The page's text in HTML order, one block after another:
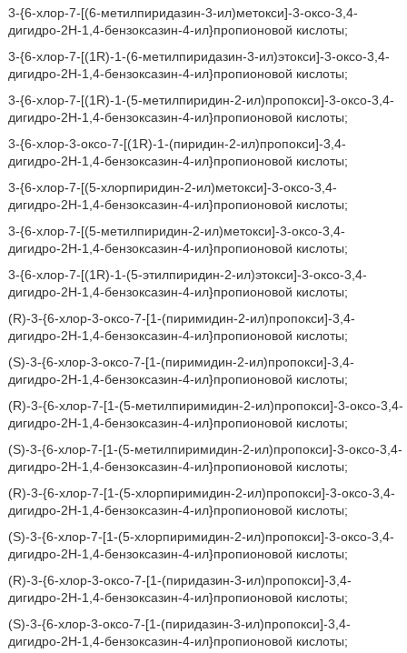
3-{6-хлор-7-[(6-метилпиридазин-3-ил)метокси]-3-оксо-3,4-
дигидро-2H-1,4-бензоксазин-4-ил}пропионовой кислоты;
3-{6-хлор-7-[(1R)-1-(6-метилпиридазин-3-ил)этокси]-3-оксо-3,4-
дигидро-2H-1,4-бензоксазин-4-ил}пропионовой кислоты;
3-{6-хлор-7-[(1R)-1-(5-метилпиридин-2-ил)пропокси]-3-оксо-3,4-
дигидро-2H-1,4-бензоксазин-4-ил}пропионовой кислоты;
3-{6-хлор-3-оксо-7-[(1R)-1-(пиридин-2-ил)пропокси]-3,4-
дигидро-2H-1,4-бензоксазин-4-ил}пропионовой кислоты;
3-{6-хлор-7-[(5-хлорпиридин-2-ил)метокси]-3-оксо-3,4-
дигидро-2H-1,4-бензоксазин-4-ил}пропионовой кислоты;
3-{6-хлор-7-[(5-метилпиридин-2-ил)метокси]-3-оксо-3,4-
дигидро-2H-1,4-бензоксазин-4-ил}пропионовой кислоты;
3-{6-хлор-7-[(1R)-1-(5-этилпиридин-2-ил)этокси]-3-оксо-3,4-
дигидро-2H-1,4-бензоксазин-4-ил}пропионовой кислоты;
(R)-3-{6-хлор-3-оксо-7-[1-(пиримидин-2-ил)пропокси]-3,4-
дигидро-2H-1,4-бензоксазин-4-ил}пропионовой кислоты;
(S)-3-{6-хлор-3-оксо-7-[1-(пиримидин-2-ил)пропокси]-3,4-
дигидро-2H-1,4-бензоксазин-4-ил}пропионовой кислоты;
(R)-3-{6-хлор-7-[1-(5-метилпиримидин-2-ил)пропокси]-3-оксо-3,4-
дигидро-2H-1,4-бензоксазин-4-ил}пропионовой кислоты;
(S)-3-{6-хлор-7-[1-(5-метилпиримидин-2-ил)пропокси]-3-оксо-3,4-
дигидро-2H-1,4-бензоксазин-4-ил}пропионовой кислоты;
(R)-3-{6-хлор-7-[1-(5-хлорпиримидин-2-ил)пропокси]-3-оксо-3,4-
дигидро-2H-1,4-бензоксазин-4-ил}пропионовой кислоты;
(S)-3-{6-хлор-7-[1-(5-хлорпиримидин-2-ил)пропокси]-3-оксо-3,4-
дигидро-2H-1,4-бензоксазин-4-ил}пропионовой кислоты;
(R)-3-{6-хлор-3-оксо-7-[1-(пиридазин-3-ил)пропокси]-3,4-
дигидро-2H-1,4-бензоксазин-4-ил}пропионовой кислоты;
(S)-3-{6-хлор-3-оксо-7-[1-(пиридазин-3-ил)пропокси]-3,4-
дигидро-2H-1,4-бензоксазин-4-ил}пропионовой кислоты;